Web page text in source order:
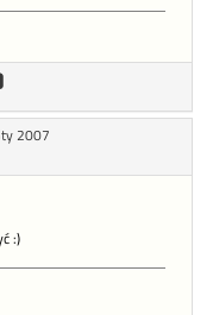
2007
:)